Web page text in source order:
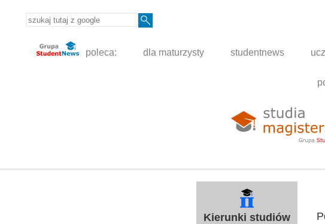
poleca: dla maturzysty studentnews
Kierunki studiów